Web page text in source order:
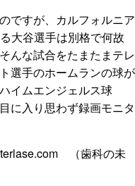
ですが、カルフォルニア
大谷選手は別格で何故
んな試合をたまたまテレ
選手のホームランの球が
イムエンジェルス球
に入り思わず録画モニタ
（歯科の未